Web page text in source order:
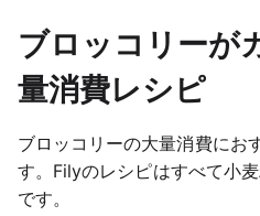
ブロッコリーが
量消費レシピ
ブロッコリーの大量消費にお
す。Filyのレシピはすべて小
です。